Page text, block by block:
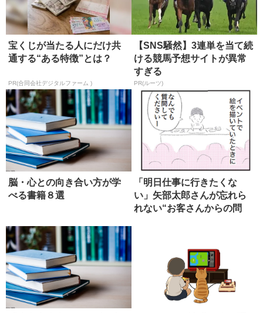
宝くじが当たる人にだけ共
通する“ある特徴”とは？
PR(合同会社デジタルファーム )
【SNS騒然】3連単を当て続
ける競馬予想サイトが異常
すぎる
PR(ルーツ)
脳・心との向き合い方が学
べる書籍８選
「明日仕事に行きたくな
い」矢部太郎さんが忘れら
れない“お客さんからの問